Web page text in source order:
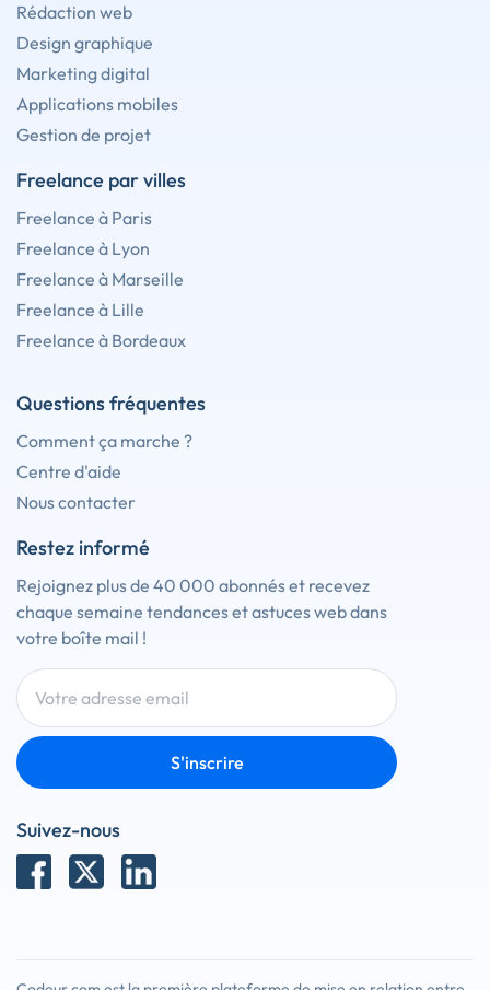
Rédaction web
Design graphique
Marketing digital
Applications mobiles
Gestion de projet
Freelance par villes
Freelance à Paris
Freelance à Lyon
Freelance à Marseille
Freelance à Lille
Freelance à Bordeaux
Questions fréquentes
Comment ça marche ?
Centre d'aide
Nous contacter
Restez informé
Rejoignez plus de 40 000 abonnés et recevez
chaque semaine tendances et astuces web dans
votre boîte mail !
S'inscrire
Suivez-nous